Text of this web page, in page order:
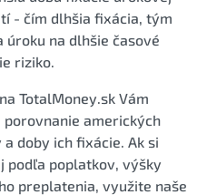
- čím dlhšia fixácia, tým
na dlhšie časové
riziko.
TotalMoney.sk Vám
porovnanie amerických
doby ich fixácie. Ak si
podľa poplatkov, výšky
preplatenia, využite naše